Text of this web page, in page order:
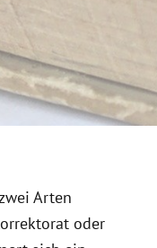
kurz
Arten
oder